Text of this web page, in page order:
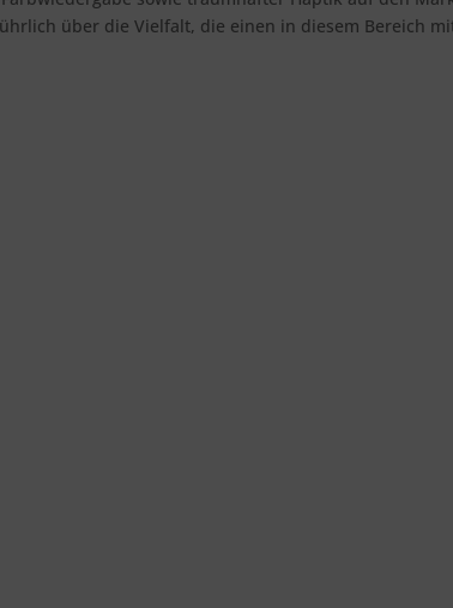
über die Vielfalt, die einen in diesem Bereich